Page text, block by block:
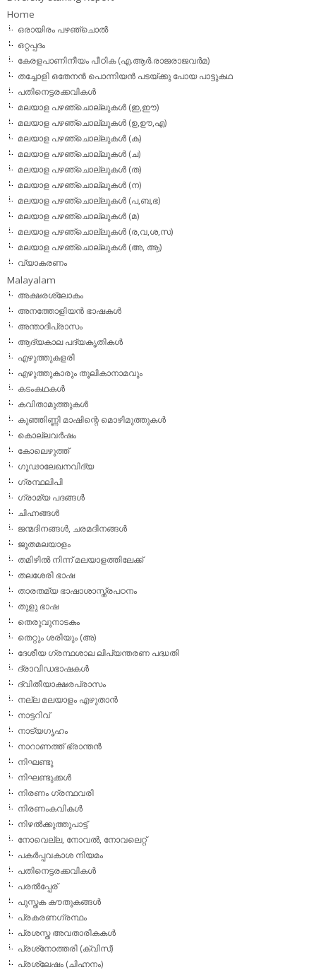
Home
ഒരായിരം പഴഞ്ചൊല്‍
ഒറ്റപ്പദം
കേരളപാണിനീയം പീഠിക (എ.ആര്‍.രാജരാജവര്‍മ)
തച്ചോളി ഒതേനൻ പൊന്നിയൻ പടയ്‌ക്കു പോയ പാട്ടുകഥ
പതിനെട്ടരക്കവികള്‍
മലയാള പഴഞ്ചൊല്ലുകള്‍ (ഇ,ഈ)
മലയാള പഴഞ്ചൊല്ലുകള്‍ (ഉ,ഊ,എ)
മലയാള പഴഞ്ചൊല്ലുകള്‍ (ക)
മലയാള പഴഞ്ചൊല്ലുകള്‍ (ച)
മലയാള പഴഞ്ചൊല്ലുകള്‍ (ത)
മലയാള പഴഞ്ചൊല്ലുകള്‍ (ന)
മലയാള പഴഞ്ചൊല്ലുകള്‍ (പ,ബ,ഭ)
മലയാള പഴഞ്ചൊല്ലുകള്‍ (മ)
മലയാള പഴഞ്ചൊല്ലുകള്‍ (ര,വ,ശ,സ)
മലയാള പഴഞ്ചൊല്ലുകൾ (അ, ആ)
വ്യാകരണം
Malayalam
അക്ഷരശ്ലോകം
അനത്തോളിയന്‍ ഭാഷകള്‍
അന്താദിപ്രാസം
ആദ്യകാല പദ്യകൃതികള്‍
എഴുത്തുകളരി
എഴുത്തുകാരും തൂലികാനാമവും
കടംകഥകള്‍
കവിതാമുത്തുകള്‍
കുഞ്ഞിണ്ണി മാഷിന്റെ മൊഴിമുത്തുകള്‍
കൊല്ലവര്‍ഷം
കോലെഴുത്ത്
ഗൂഢാലേഖനവിദ്യ
ഗ്രന്ഥലിപി
ഗ്രാമ്യ പദങ്ങള്‍
ചിഹ്നങ്ങള്‍
ജന്മദിനങ്ങള്‍, ചരമദിനങ്ങള്‍
ജൂതമലയാളം
തമിഴില്‍ നിന്ന് മലയാളത്തിലേക്ക്
തലശേരി ഭാഷ
താരതമ്യ ഭാഷാശാസ്ത്രപഠനം
തുളു ഭാഷ
തെരുവുനാടകം
തെറ്റും ശരിയും (അ)
ദേശീയ ഗ്രന്ഥശാല ലിപ്യന്തരണ പദ്ധതി
ദ്രാവിഡഭാഷകള്‍
ദ്വിതീയാക്ഷരപ്രാസം
നല്ല മലയാളം എഴുതാന്‍
നാട്ടറിവ്
നാട്യഗൃഹം
നാറാണത്ത് ഭ്രാന്തന്‍
നിഘണ്ടു
നിഘണ്ടുക്കള്‍
നിരണം ഗ്രന്ഥവരി
നിരണംകവികള്‍
നിഴല്‍ക്കുത്തുപാട്ട്
നോവെല്ല, നോവല്‍, നോവലെറ്റ്
പകര്‍പ്പവകാശ നിയമം
പതിനെട്ടരക്കവികള്‍
പരല്‍പ്പേര്
പുസ്തക കൗതുകങ്ങള്‍
പ്രകരണഗ്രന്ഥം
പ്രശസ്ത അവതാരികകള്‍
പ്രശ്‌നോത്തരി (ക്വിസ്)
പ്രശ്ലേഷം (ചിഹ്നനം)